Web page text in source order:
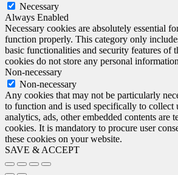
Necessary
Always Enabled
Necessary cookies are absolutely essential
function properly. This category only
basic functionalities and security features of
cookies do not store any personal
Non-necessary
Non-necessary
Any cookies that may not be particularly
to function and is used specifically to collect
analytics, ads, other embedded contents are
cookies. It is mandatory to procure user
these cookies on your website.
SAVE & ACCEPT